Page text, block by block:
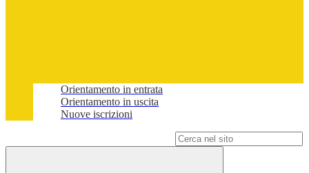
Orientamento in entrata
Orientamento in uscita
Nuove iscrizioni